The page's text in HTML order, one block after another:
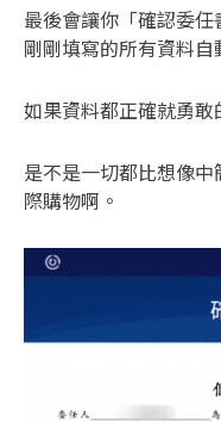
最後會讓你「確認委
剛剛填寫的所有資料自
如果資料都正確就勇敢
是不是一切都比想像
際購物啊。